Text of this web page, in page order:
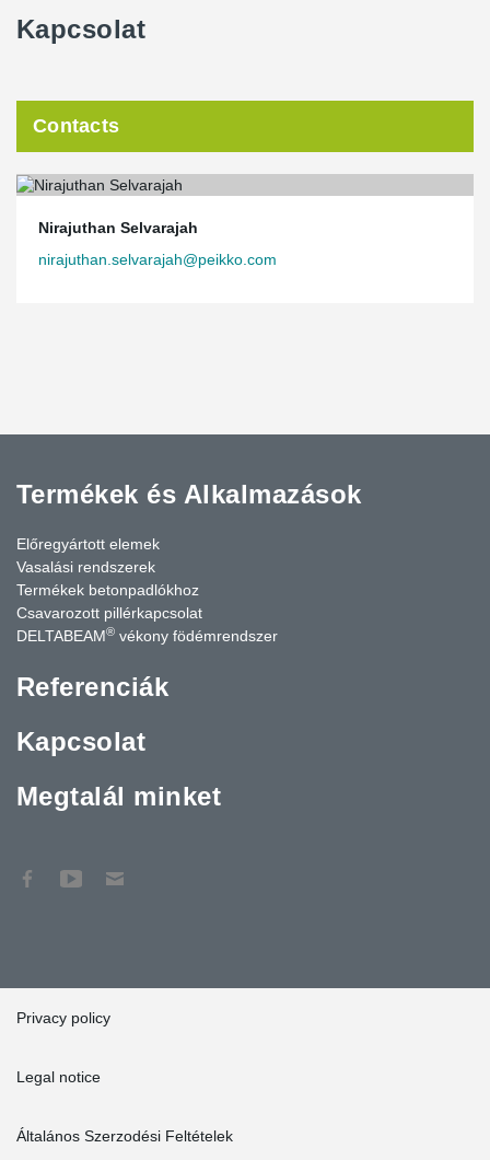
Kapcsolat
Contacts
Nirajuthan Selvarajah
nirajuthan.selvarajah@peikko.com
Termékek és Alkalmazások
Előregyártott elemek
Vasalási rendszerek
Termékek betonpadlókhoz
Csavarozott pillérkapcsolat
DELTABEAM® vékony födémrendszer
Referenciák
Kapcsolat
Megtalál minket
Privacy policy
Legal notice
Általános Szerzodési Feltételek